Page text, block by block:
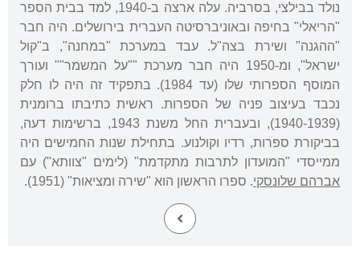
נולד בבילצי, בסרביה. עלה ארצה ב-1940, למד בבית הספר
"הריאלי" בחיפה ובאוניברסיטה העברית בירושלים. היה חבר
"ההגנה" ושירת בצה"ל. עבד במערכת "במחנה", ב"קול
ישראל", ומ-1950 היה חבר מערכת ""על המשמר"" ועורך
המוסף הספרותי שלו (עד 1984). בתפקיד זה היה לו חלק
נכבד בעיצוב פניה של הספרות. ראשית כתיבתו ברומנית
(1940-1939), ובעברית החל משנת 1943, ברשימות דעה,
בביקורת ספרות, רדיו וקולנוע. בתחילת שנות החמישים היה
ממייסדי "המועדון לתרבות מתקדמת" (לימים "צוותא") עם
אברהם שלונסקי. ספרו הראשון הוא "שירה ומציאות" (1951).